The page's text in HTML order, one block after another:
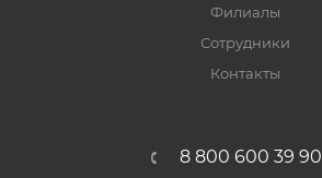
Филиалы
Сотрудники
Контакты
8 800 600 39 90